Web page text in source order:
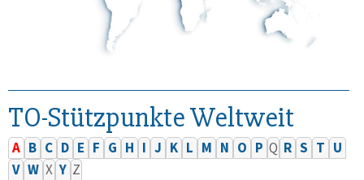
TO-Stützpunkte Weltweit
A B C D E F G H I J K L M N O P Q R S T U
V W X Y Z